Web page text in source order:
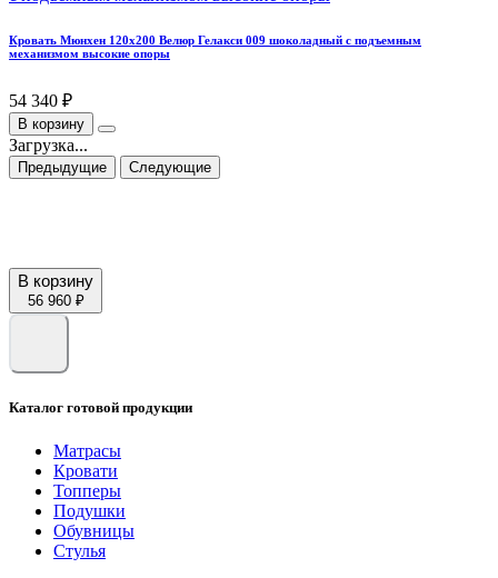
Кровать Мюнхен 120х200 Велюр Гелакси 009 шоколадный с подъемным
механизмом высокие опоры
54 340 ₽
В корзину
Загрузка...
Предыдущие Следующие
В корзину
56 960 ₽
Каталог готовой продукции
Матрасы
Кровати
Топперы
Подушки
Обувницы
Стулья